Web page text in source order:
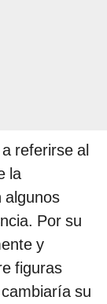
referirse al
la
algunos
Por su
y
figuras
su